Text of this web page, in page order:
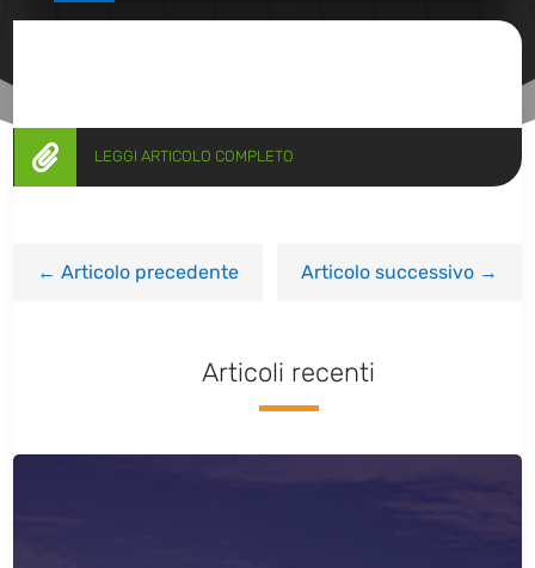
 LEGGI ARTICOLO COMPLETO
←Articolo precedente Articolo successivo→
Articoli recenti